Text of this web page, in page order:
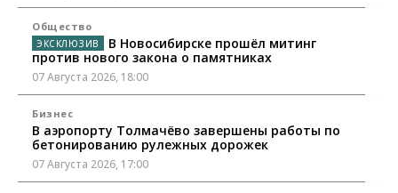
Общество
В Новосибирске прошёл митинг
против нового закона о памятниках
07 Августа 2026, 18:00
Бизнес
В аэропорту Толмачёво завершены работы по
бетонированию рулежных дорожек
07 Августа 2026, 17:00